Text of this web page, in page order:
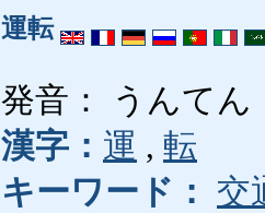
運転
発音： うんてん
漢字： 運 , 転
キーワード：
交